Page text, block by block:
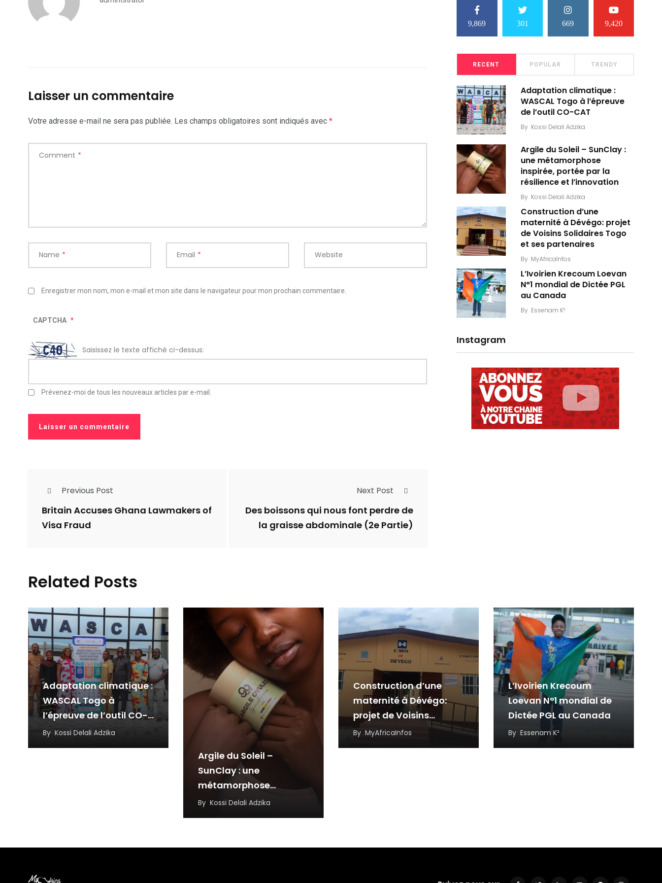
Laisser un commentaire
Votre adresse e-mail ne sera pas publiée. Les champs obligatoires sont indiqués avec *
Comment *
Name * Email * Website
Enregistrer mon nom, mon e-mail et mon site dans le navigateur pour mon prochain commentaire.
CAPTCHA *
Saisissez le texte affiché ci-dessus:
Prévenez-moi de tous les nouveaux articles par e-mail.
Previous Post
Britain Accuses Ghana Lawmakers of
Visa Fraud
Next Post
Des boissons qui nous font perdre de
la graisse abdominale (2e Partie)
9,869 301 669 9,420
RECENT POPULAR TRENDY
Adaptation climatique :
WASCAL Togo à l’épreuve
de l’outil CO-CAT
By Kossi Delali Adzika
Argile du Soleil – SunClay :
une métamorphose
inspirée, portée par la
résilience et l’innovation
By Kossi Delali Adzika
Construction d’une
maternité à Dévégo: projet
de Voisins Solidaires Togo
et ses partenaires
By MyAfricaInfos
L’Ivoirien Krecoum Loevan
N°1 mondial de Dictée PGL
au Canada
By Essenam K²
Instagram
Related Posts
Adaptation climatique :
WASCAL Togo à
l’épreuve de l’outil CO-
CAT
By Kossi Delali Adzika
Argile du Soleil –
SunClay : une
métamorphose
inspirée, portée par la
By Kossi Delali Adzika
Construction d’une
maternité à Dévégo:
projet de Voisins
Solidaires Togo et ses
By MyAfricaInfos
L’Ivoirien Krecoum
Loevan N°1 mondial de
Dictée PGL au Canada
By Essenam K²